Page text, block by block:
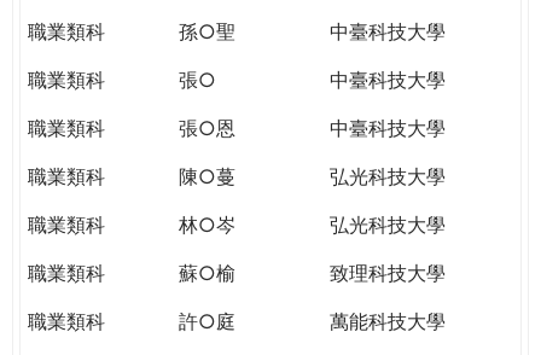
WAGOR
TODAY
WORLD
職業類科
孫○聖
中臺科技大學
職業類科
張○
中臺科技大學
職業類科
張○恩
中臺科技大學
職業類科
陳○蔓
弘光科技大學
職業類科
林○岑
弘光科技大學
職業類科
蘇○榆
致理科技大學
職業類科
許○庭
萬能科技大學